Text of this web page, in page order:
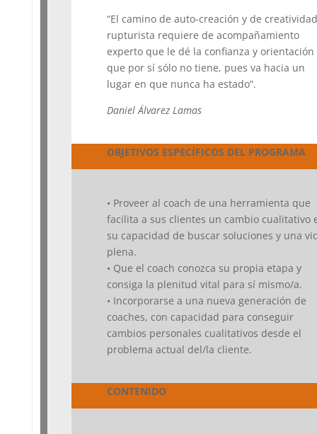
“El camino de auto-creación y de creatividad
rupturista requiere de acompañamiento
experto que le dé la confianza y orientación
que por sí sólo no tiene, pues va hacia un
lugar en que nunca ha estado”.
Daniel Álvarez Lamas
OBJETIVOS ESPECÍFICOS DEL PROGRAMA
• Proveer al coach de una herramienta que
facilita a sus clientes un cambio cualitativo
su capacidad de buscar soluciones y una
plena.
• Que el coach conozca su propia etapa y
consiga la plenitud vital para sí mismo/a.
• Incorporarse a una nueva generación de
coaches, con capacidad para conseguir
cambios personales cualitativos desde el
problema actual del/la cliente.
CONTENIDO